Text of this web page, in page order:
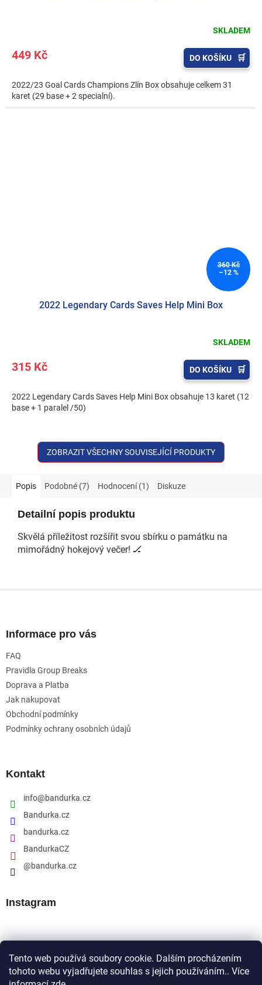
Tento web používá soubory cookie. Dalším procházením
tohoto webu vyjadřujete souhlas s jejich používáním.. Více
SKLADEM
449 Kč DO KOŠÍKU
2022/23 Goal Cards Champions Zlín Box obsahuje celkem 31
karet (29 base + 2 specialní).
360 Kč
–12 %
2022 Legendary Cards Saves Help Mini Box
SKLADEM
315 Kč DO KOŠÍKU
2022 Legendary Cards Saves Help Mini Box obsahuje 13 karet (12
base + 1 paralel /50)
ZOBRAZIT VŠECHNY SOUVISEJÍCÍ PRODUKTY
Popis Podobné (7) Hodnocení (1) Diskuze
Detailní popis produktu
Skvělá příležitost rozšířit svou sbírku o památku na
mimořádný hokejový večer! 🏒
Informace pro vás
FAQ
Pravidla Group Breaks
Doprava a Platba
Jak nakupovat
Obchodní podmínky
Podmínky ochrany osobních údajů
Kontakt
info@bandurka.cz
Bandurka.cz
bandurka.cz
BandurkaCZ
@bandurka.cz
Instagram